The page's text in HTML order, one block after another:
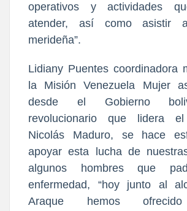
operativos y actividades
atender, así como asistir
merideña”.
Lidiany Puentes coordinadora
la Misión Venezuela Mujer
desde el Gobierno
revolucionario que lidera el
Nicolás Maduro, se hace
apoyar esta lucha de
algunos hombres que
enfermedad, “hoy junto al
Araque hemos